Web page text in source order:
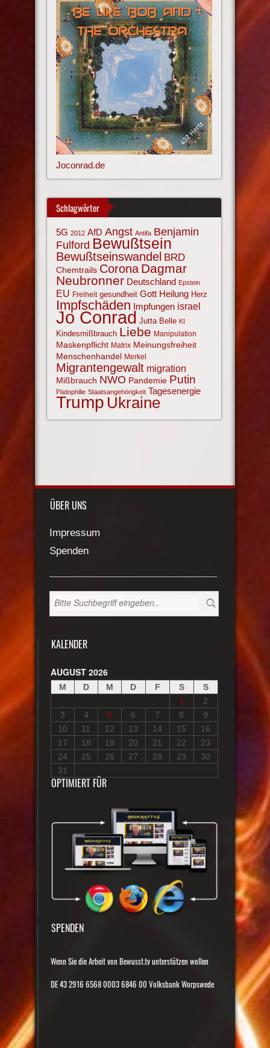
Joconrad.de
Schlagwörter
5G 2012 AfD Angst Antifa Benjamin
Fulford Bewußtsein
Bewußtseinswandel BRD
Chemtrails Corona Dagmar
Neubronner Deutschland Epstein
EU Freiheit gesundheit Gott Heilung Herz
Impfschäden Impfungen israel
Jo Conrad Jutta Belle KI
Kindesmißbrauch Liebe Manipulation
Maskenpflicht Matrix Meinungsfreiheit
Menschenhandel Merkel
Migrantengewalt migration
Mißbrauch NWO Pandemie Putin
Pädophilie Staatsangehörigkeit Tagesenergie
Trump Ukraine
ÜBER UNS
Impressum
Spenden
KALENDER
AUGUST 2026
M D M D F S
S
1
2
3
4 5 6 7 8
9
10
11 12 13 14 15
16
17
18 19 20 21 22
23
24
25 26 27 28 29
30
31
OPTIMIERT FÜR
SPENDEN
Wenn Sie die Arbeit von Bewusst.tv unterstützen wollen
DE 43 2916 6568 0003 6846 00 Volksbank Worpswede